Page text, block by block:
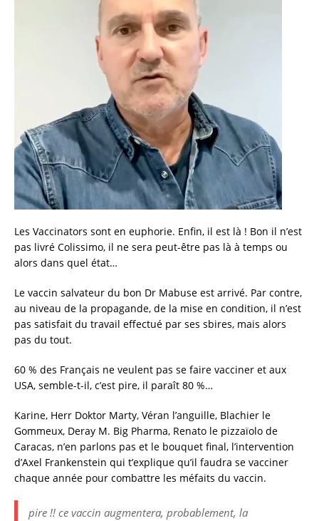
l re
Les Vaccinators sont en euphorie. Enfin, il est là ! Bon il n’est
pas livré Colissimo, il ne sera peut-être pas là à temps ou
alors dans quel état…
Le vaccin salvateur du bon Dr Mabuse est arrivé. Par contre,
au niveau de la propagande, de la mise en condition, il n’est
pas satisfait du travail effectué par ses sbires, mais alors
pas du tout.
60 % des Français ne veulent pas se faire vacciner et aux
USA, semble-t-il, c’est pire, il paraît 80 %…
Karine, Herr Doktor Marty, Véran l’anguille, Blachier le
Gommeux, Deray M. Big Pharma, Renato le pizzaïolo de
Caracas, n’en parlons pas et le bouquet final, l’intervention
d’Axel Frankenstein qui t’explique qu’il faudra se vacciner
chaque année pour combattre les méfaits du vaccin.
pire !! ce vaccin augmentera, probablement, la